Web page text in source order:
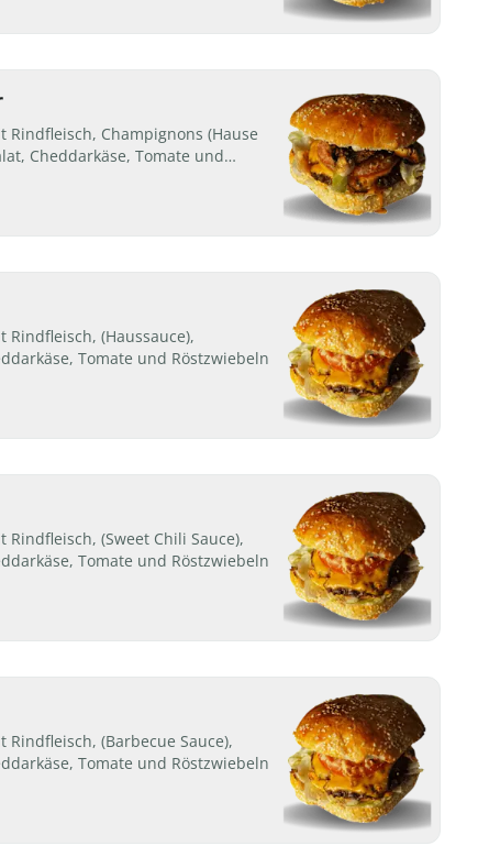
Rindfleisch, Champignons (Hause
Cheddarkäse, Tomate und
Rindfleisch, (Haussauce),
Tomate und Röstzwiebeln
Rindfleisch, (Sweet Chili Sauce),
Tomate und Röstzwiebeln
Rindfleisch, (Barbecue Sauce),
Tomate und Röstzwiebeln